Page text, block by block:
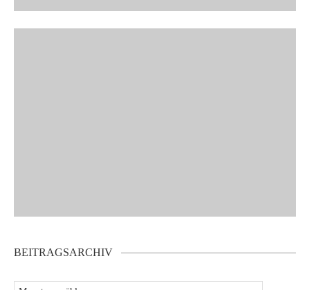
BEITRAGSARCHIV